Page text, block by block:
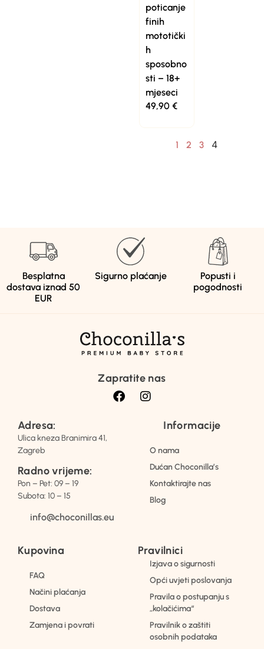
poticanje
finih
mototički
h
sposobno
sti – 18+
mjeseci
49,90 €
1 2 3 4
Besplatna
dostava iznad 50
EUR
Sigurno plaćanje
Popusti i
pogodnosti
Zapratite nas
Adresa:
Ulica kneza Branimira 41,
Zagreb
Radno vrijeme:
Pon – Pet: 09 – 19
Subota: 10 – 15
info@choconillas.eu
Informacije
O nama
Dućan Choconilla’s
Kontaktirajte nas
Blog
Kupovina
FAQ
Načini plaćanja
Dostava
Zamjena i povrati
Pravilnici
Izjava o sigurnosti
Opći uvjeti poslovanja
Pravila o postupanju s
„kolačićima“
Pravilnik o zaštiti
osobnih podataka